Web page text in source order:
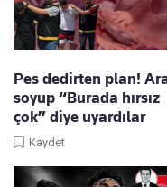
Pes dedirten plan!
soyup “Burada hırsız
çok” diye uyardılar
Kaydet